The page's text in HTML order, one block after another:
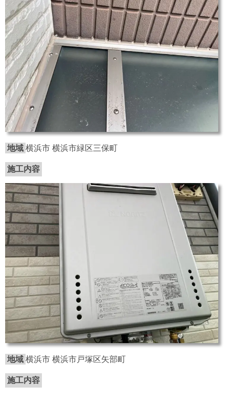
地域 横浜市 横浜市緑区三保町
施工内容
地域 横浜市 横浜市戸塚区矢部町
施工内容